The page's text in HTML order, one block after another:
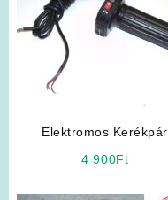
Elektromos Kerékpár
4 900Ft